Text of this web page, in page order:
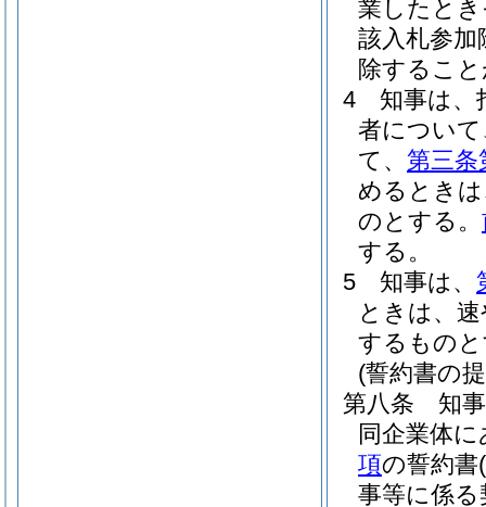
業したと
該入札参加
除するこ
4
知事は、
者について
て、 第三条
めるとき
のとする。
する。
5
知事は、
ときは、
するもの
(誓約書の
第八条
知
同企業体
項の誓約書(
事等に係